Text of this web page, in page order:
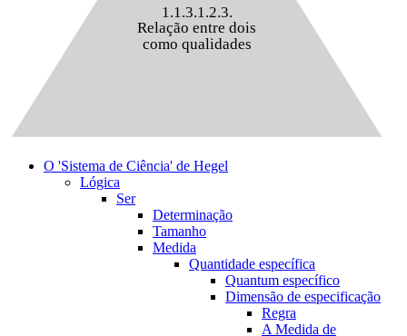
1.1.3.1.2.3.
Relação entre dois
como qualidades
O 'Sistema de Ciência' de Hegel
Lógica
Ser
Determinação
Tamanho
Medida
Quantidade específica
Quantum específico
Dimensão de especificação
Regra
A Medida de